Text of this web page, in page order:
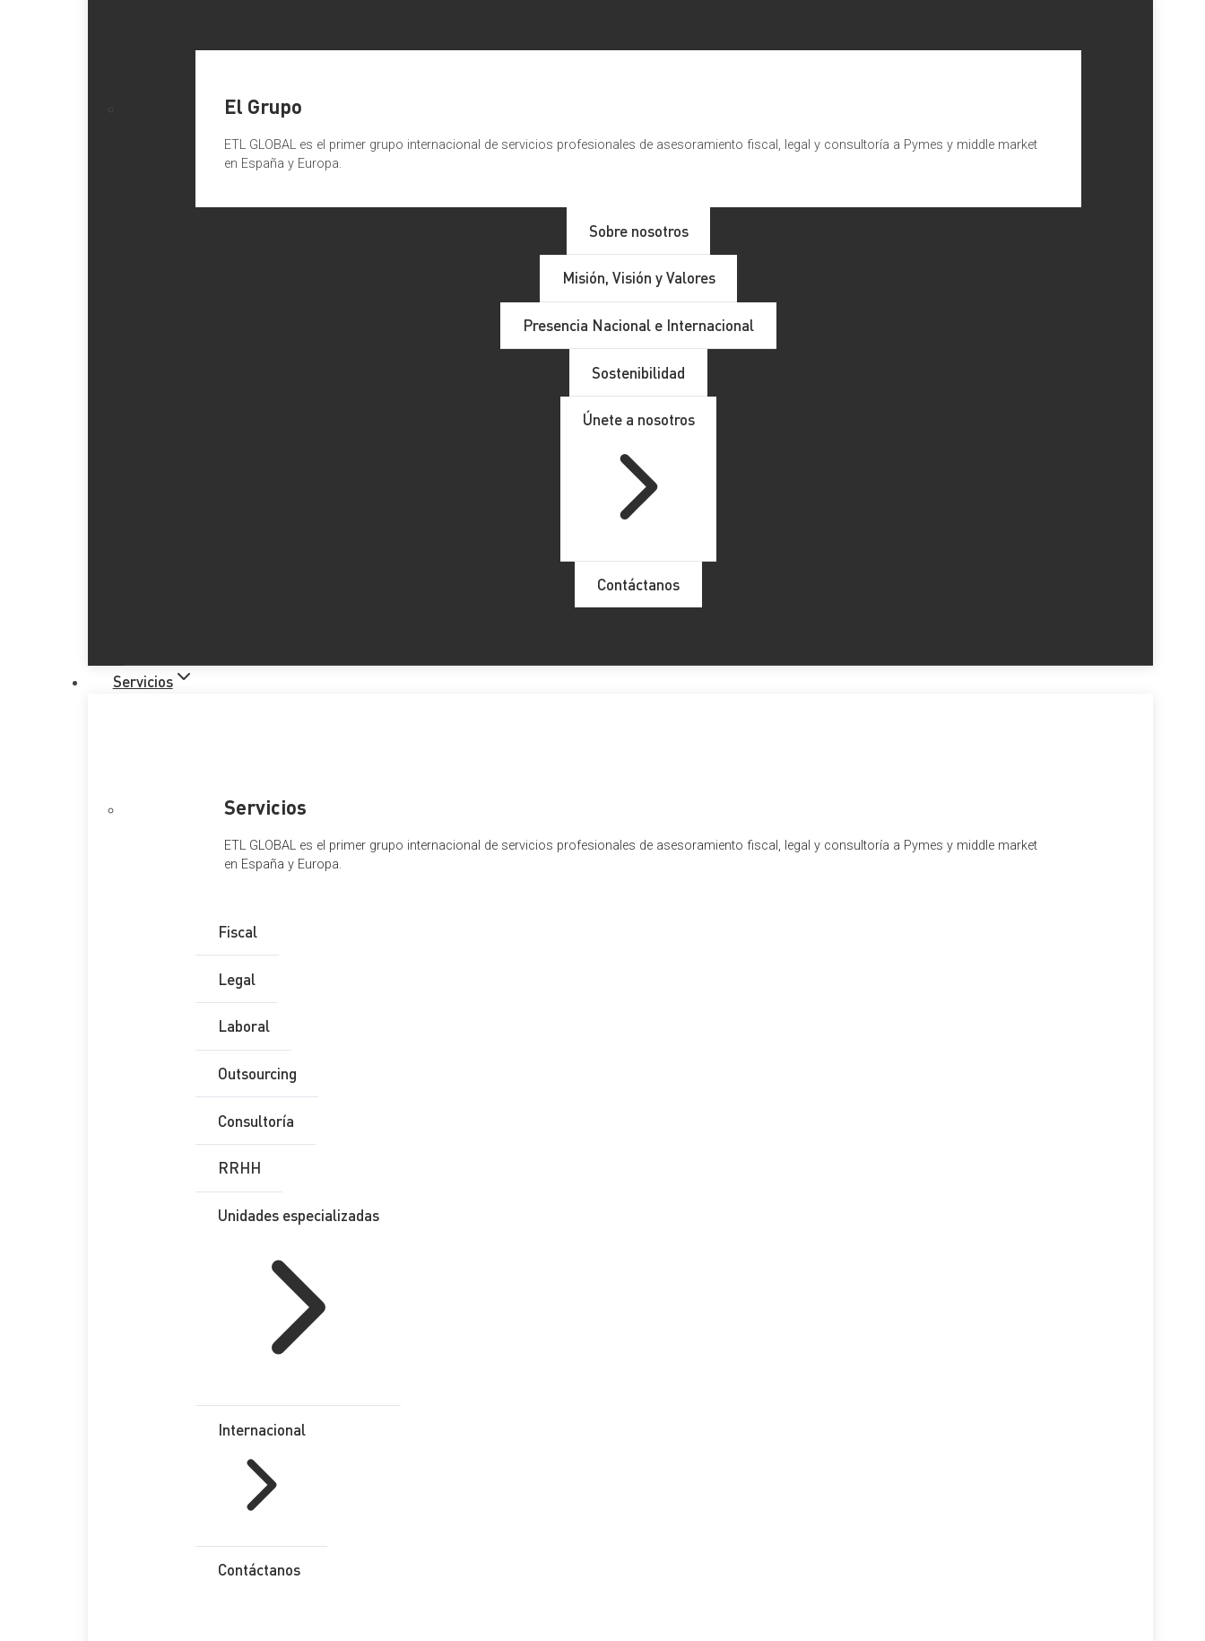
El Grupo
ETL GLOBAL es el primer grupo internacional de servicios profesionales de asesoramiento fiscal, legal y consultoría a Pymes y middle market
en España y Europa.
Sobre nosotros
Misión, Visión y Valores
Presencia Nacional e Internacional
Sostenibilidad
Únete a nosotros
Contáctanos
Servicios
Servicios
ETL GLOBAL es el primer grupo internacional de servicios profesionales de asesoramiento fiscal, legal y consultoría a Pymes y middle market
en España y Europa.
Fiscal
Legal
Laboral
Outsourcing
Consultoría
RRHH
Unidades especializadas
Internacional
Contáctanos